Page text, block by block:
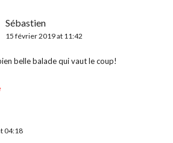
Sébastien
15 février 2019 at 11:42
belle balade qui vaut le coup!
04:18